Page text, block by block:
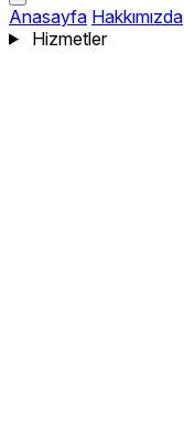
Anasayfa Hakkımızda
Hizmetler